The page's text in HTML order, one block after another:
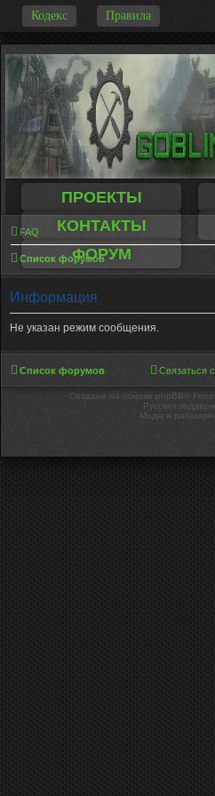
Кодекс Правила
ПРОЕКТЫ
КОНТАКТЫ
ФОРУМ
FAQ
Список форумов
Информация
Не указан режим сообщения.
Список форумов Связаться
Создано на основе phpBB®
Русская
Моды и